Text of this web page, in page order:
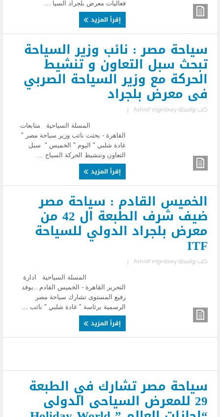
فعاليات معرض بلجراد السيا ...
إقرأ المزيد
سياحة مصر : نائب وزير السياحة
تبحث سبل التعاون و تنشيط
الحركة مع وزير السياحة الصربي
فى معرض بلجراد
كتب بواسطةAshraf elgedawy
|
المسلة السياحية متابعات
القاهرة - بحثت نائب وزير سياحة مصر "
غادة شلبي " اليوم " الخميس " سبل
التعاون وتنشيط الحركة السياح ...
إقرأ المزيد
الخميس القادم : سياحة مصر
ضيف شرف الطبعة ال 42 من
معرض بلجراد الدولي للسياحة
ITF
كتب بواسطةAshraf elgedawy
|
المسلة السياحية ادارة
التحرير القاهرة - الخميس القادم ..بوفد
رفيع المستوى تشارك سياحة مصر
الرسمية برئاسة " غادة شلبي " نائب ...
إقرأ المزيد
سياحة مصر تشارك في الطبعة
29 للمعرض السياحى الدولى